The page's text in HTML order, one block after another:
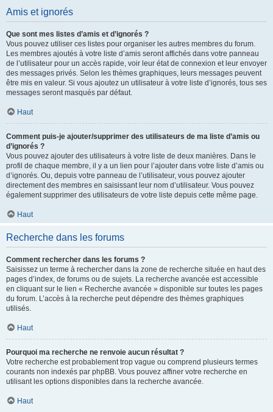
Amis et ignorés
Que sont mes listes d’amis et d’ignorés ?
Vous pouvez utiliser ces listes pour organiser les autres membres du forum.
Les membres ajoutés à votre liste d’amis seront affichés dans votre panneau
de l’utilisateur pour un accès rapide, voir leur état de connexion et leur envoyer
des messages privés. Selon les thèmes graphiques, leurs messages peuvent
être mis en valeur. Si vous ajoutez un utilisateur à votre liste d’ignorés, tous ses
messages seront masqués par défaut.
Haut
Comment puis-je ajouter/supprimer des utilisateurs de ma liste d’amis ou
d’ignorés ?
Vous pouvez ajouter des utilisateurs à votre liste de deux manières. Dans le
profil de chaque membre, il y a un lien pour l’ajouter dans votre liste d’amis ou
d’ignorés. Ou, depuis votre panneau de l’utilisateur, vous pouvez ajouter
directement des membres en saisissant leur nom d’utilisateur. Vous pouvez
également supprimer des utilisateurs de votre liste depuis cette même page.
Haut
Recherche dans les forums
Comment rechercher dans les forums ?
Saisissez un terme à rechercher dans la zone de recherche située en haut des
pages d’index, de forums ou de sujets. La recherche avancée est accessible
en cliquant sur le lien « Recherche avancée » disponible sur toutes les pages
du forum. L’accès à la recherche peut dépendre des thèmes graphiques
utilisés.
Haut
Pourquoi ma recherche ne renvoie aucun résultat ?
Votre recherche est probablement trop vague ou comprend plusieurs termes
courants non indexés par phpBB. Vous pouvez affiner votre recherche en
utilisant les options disponibles dans la recherche avancée.
Haut